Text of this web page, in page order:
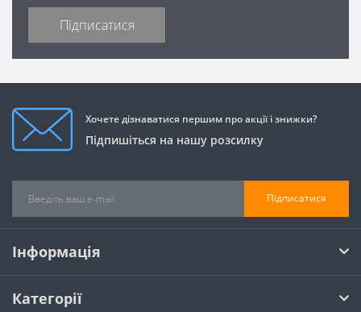
Підписатися
Хочете дізнаватися першим про акції і знижки?
Підпишіться на нашу розсилку
Підписатися
Інформація
Категорії